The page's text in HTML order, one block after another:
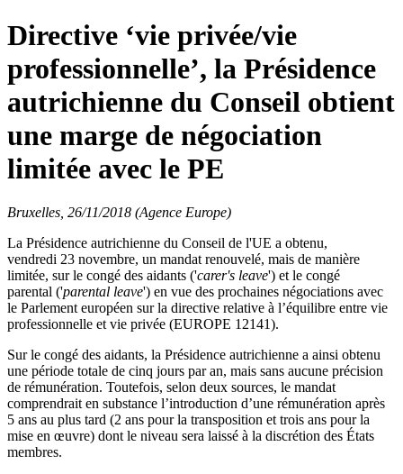
Directive ‘vie privée/vie
professionnelle’, la Présidence
autrichienne du Conseil obtient
une marge de négociation
limitée avec le PE
Bruxelles, 26/11/2018 (Agence Europe)
La Présidence autrichienne du Conseil de l'UE a obtenu,
vendredi 23 novembre, un mandat renouvelé, mais de manière
limitée, sur le congé des aidants ('carer's leave') et le congé
parental ('parental leave') en vue des prochaines négociations avec
le Parlement européen sur la directive relative à l’équilibre entre vie
professionnelle et vie privée (EUROPE 12141).
Sur le congé des aidants, la Présidence autrichienne a ainsi obtenu
une période totale de cinq jours par an, mais sans aucune précision
de rémunération. Toutefois, selon deux sources, le mandat
comprendrait en substance l’introduction d’une rémunération après
5 ans au plus tard (2 ans pour la transposition et trois ans pour la
mise en œuvre) dont le niveau sera laissé à la discrétion des États
membres.